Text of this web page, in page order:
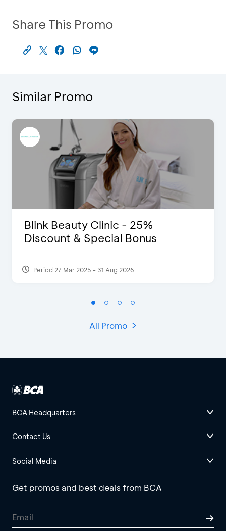
Share This Promo
Similar Promo
Blink Beauty Clinic - 25%
Discount & Special Bonus
Period 27 Mar 2025 - 31 Aug 2026
All Promo
BCA Headquarters
Contact Us
Social Media
Get promos and best deals from BCA